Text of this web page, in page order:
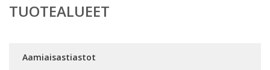
TUOTEALUEET
Aamiaisastiastot